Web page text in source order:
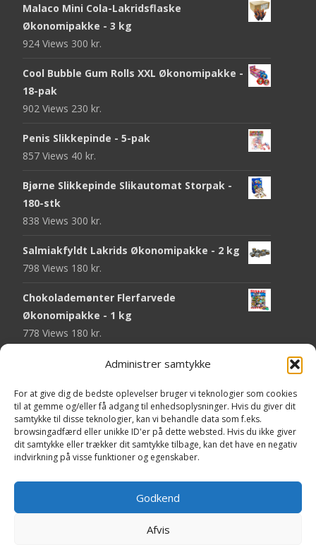
Administrer samtykke
For at give dig de bedste oplevelser bruger vi teknologier som cookies
til at gemme og/eller få adgang til enhedsoplysninger. Hvis du giver dit
samtykke til disse teknologier, kan vi behandle data som f.eks.
browsingadfærd eller unikke ID'er på dette websted. Hvis du ikke giver
dit samtykke eller trækker dit samtykke tilbage, kan det have en negativ
indvirkning på visse funktioner og egenskaber.
Godkend
Afvis
Malaco Mini Cola-Lakridsflaske
Økonomipakke - 3 kg
924 Views 300 kr.
Cool Bubble Gum Rolls XXL Økonomipakke -
18-pak
902 Views 230 kr.
Penis Slikkepinde - 5-pak
857 Views 40 kr.
Bjørne Slikkepinde Slikautomat Storpak -
180-stk
838 Views 300 kr.
Salmiakfyldt Lakrids Økonomipakke - 2 kg
798 Views 180 kr.
Chokolademønter Flerfarvede
Økonomipakke - 1 kg
778 Views 180 kr.
Malaco Stjerner Lakrids - 92 gram
Pringles Hot & Spicy - 165 gram
751 Views40 kr.
Fini Krudttønder Tyggegummi